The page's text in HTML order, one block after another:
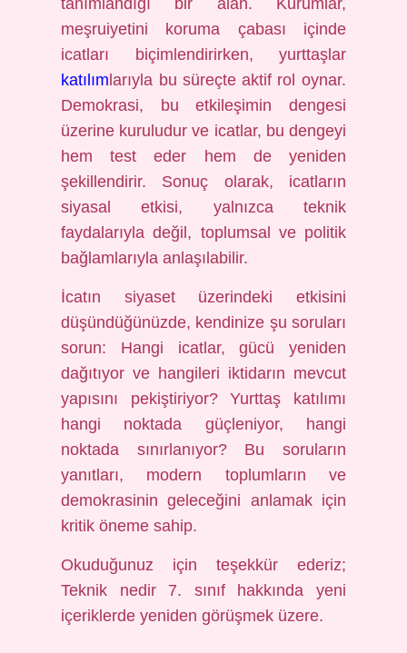
tanımlandığı bir alan. Kurumlar,
meşruiyetini koruma çabası içinde
icatları biçimlendirirken, yurttaşlar
katılım larıyla bu süreçte aktif rol oynar.
Demokrasi, bu etkileşimin dengesi
üzerine kuruludur ve icatlar, bu dengeyi
hem test eder hem de yeniden
şekillendirir. Sonuç olarak, icatların
siyasal etkisi, yalnızca teknik
faydalarıyla değil, toplumsal ve politik
bağlamlarıyla anlaşılabilir.
İcatın siyaset üzerindeki etkisini
düşündüğünüzde, kendinize şu soruları
sorun: Hangi icatlar, gücü yeniden
dağıtıyor ve hangileri iktidarın mevcut
yapısını pekiştiriyor? Yurttaş katılımı
hangi noktada güçleniyor, hangi
noktada sınırlanıyor? Bu soruların
yanıtları, modern toplumların ve
demokrasinin geleceğini anlamak için
kritik öneme sahip.
Okuduğunuz için teşekkür ederiz;
Teknik nedir 7. sınıf hakkında yeni
içeriklerde yeniden görüşmek üzere.